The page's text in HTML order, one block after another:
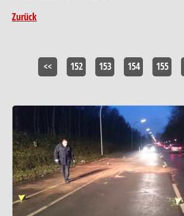
Zurück
<< 152 153 154 155